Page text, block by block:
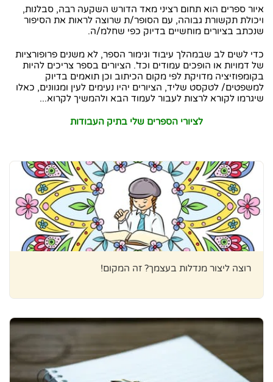
איור ספרים הוא תחום רציני מאד הדורש השקעה רבה, סבלנות,
ויכולת תקשורת גבוהה, עם הסופר/ת שרוצה לראות את הסיפור
שנכתב בציורים מוחשיים בדיוק כפי שחלמ/ה.
כדי לשים לב שבמהלך עיבוד וגימור הספר, לא משנים פרופורציות
של דמויות או הופכים עמודים וכד'. הציורים בספר צריכים להיות
בקומפוזיציה מדויקת לפי מקום הכיתוב וכן תואמים בדיוק
למשפטים/ לטקסט שליד, הציורים יהיו נעימים לעין ומגוונים, כאלו
שיגרמו לקורא לרצות לעבור לעמוד הבא ולהמשיך לקרוא...
לציורי הספרים שלי בתיק העבודות
רוצה ליצור מנדלות בעצמך? זה המקום!